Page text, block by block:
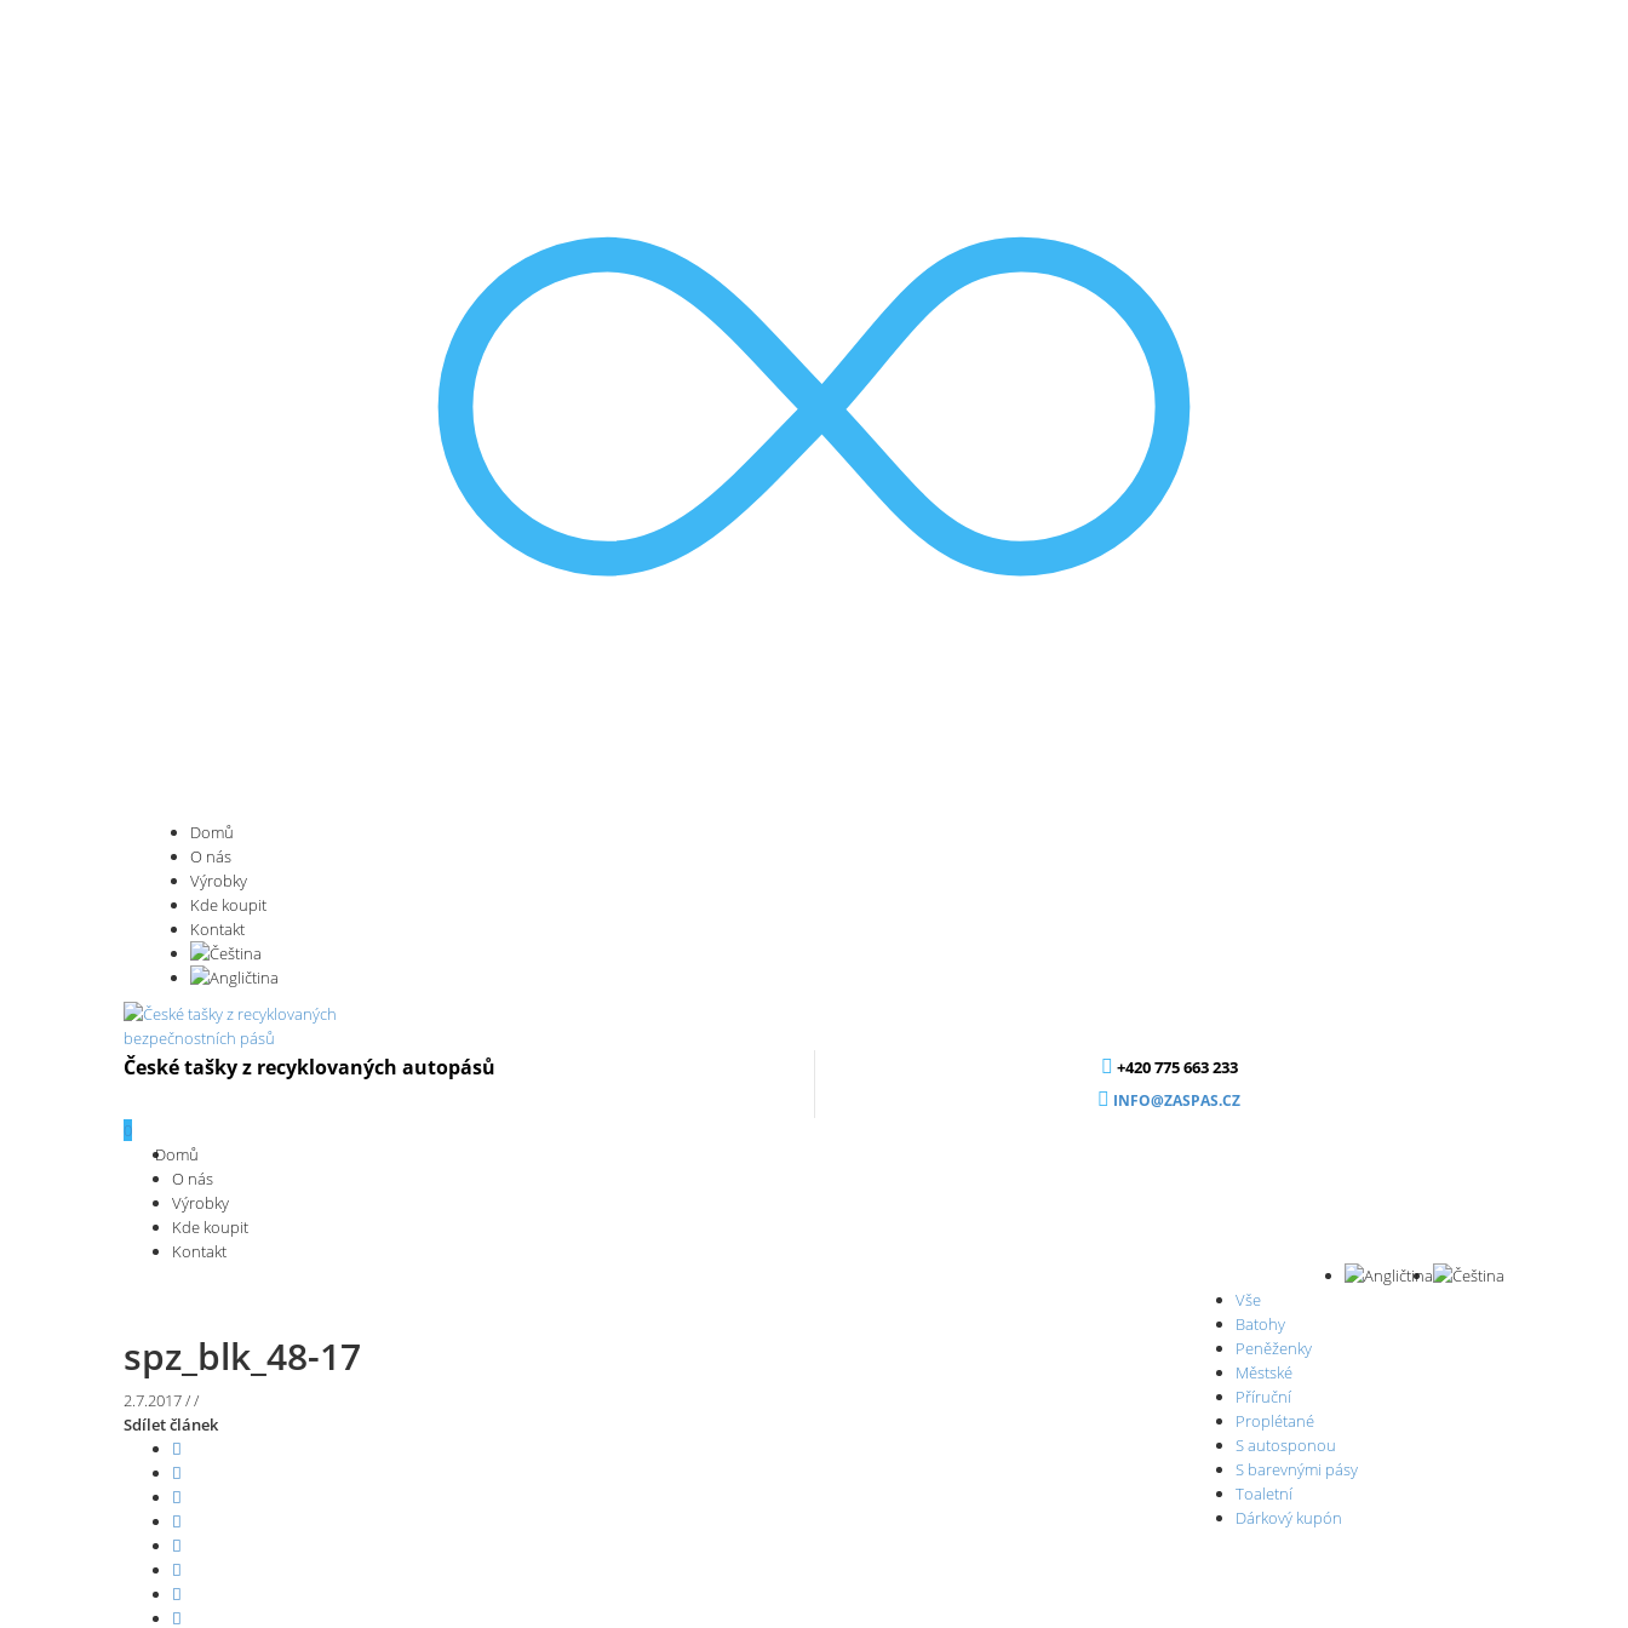
Domů
O nás
Výrobky
Kde koupit
Kontakt
České tašky z recyklovaných autopásů +420 775 663 233
INFO@ZASPAS.CZ
0
Domů
O nás
Výrobky
Kde koupit
Kontakt
spz_blk_48-17
2.7.2017//
Sdílet článek
Vše
Batohy
Peněženky
Městské
Příruční
Proplétané
S autosponou
S barevnými pásy
Toaletní
Dárkový kupón